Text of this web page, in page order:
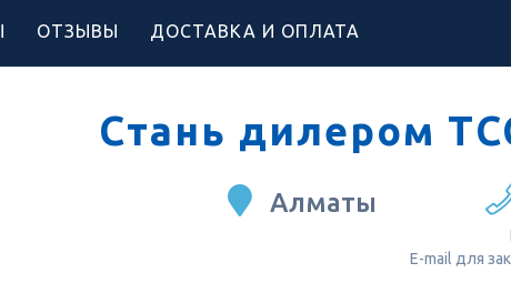
ОТЗЫВЫ ДОСТАВКА И ОПЛАТА
Стань дилером
Е-mail для
Алматы